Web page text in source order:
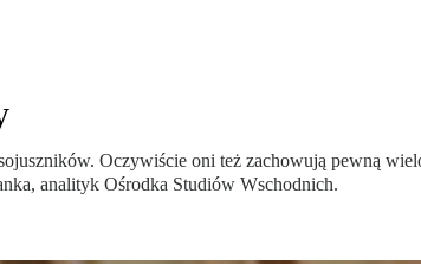
Oczywiście oni też zachowują pewną
analityk Ośrodka Studiów Wschodnich.